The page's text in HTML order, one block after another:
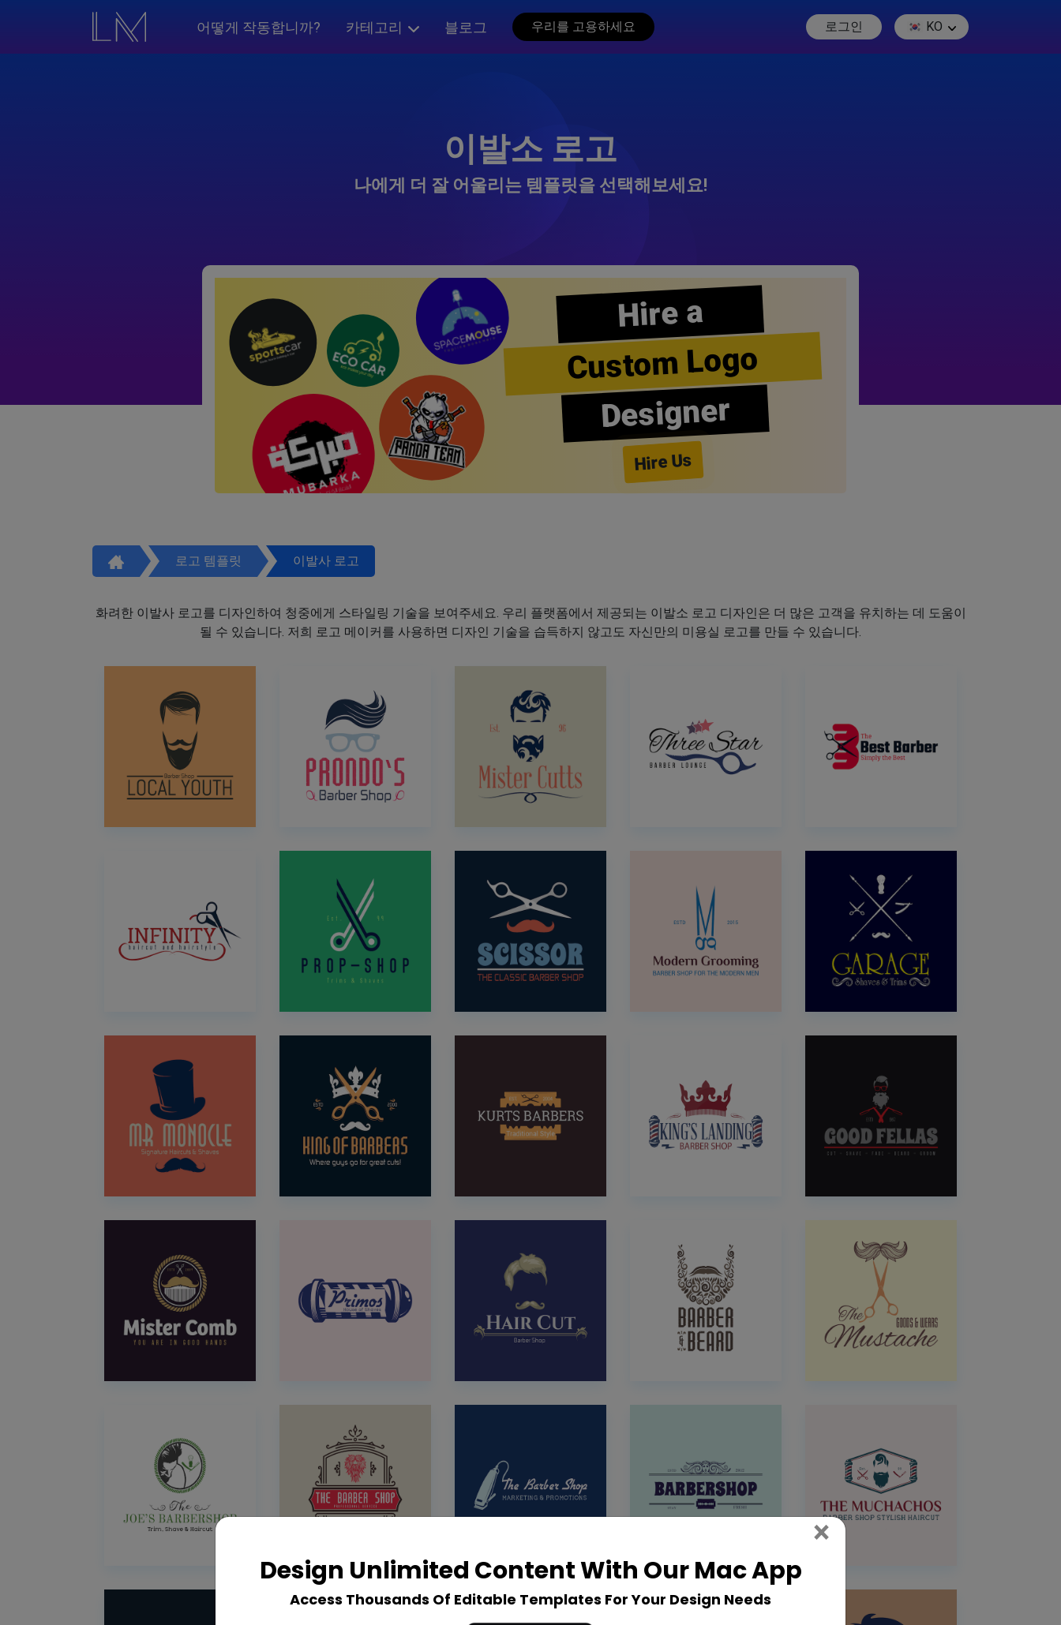
어떻게 작동합니까? 카테고리 블로그 우리를 고용하세요 로그인 KO
이발소 로고
나에게 더 잘 어울리는 템플릿을 선택해보세요!
Hire a
Custom Logo
Designer
Hire Us
로고 템플릿 이발사 로고
화려한 이발사 로고를 디자인하여 청중에게 스타일링 기술을 보여주세요. 우리 플랫폼에서 제공되는 이발소 로고 디자인은 더 많은 고객을 유치하는 데 도움이
될 수 있습니다. 저희 로고 메이커를 사용하면 디자인 기술을 습득하지 않고도 자신만의 미용실 로고를 만들 수 있습니다.
Design Unlimited Content With Our Mac App
Access Thousands Of Editable Templates For Your Design Needs
× Close